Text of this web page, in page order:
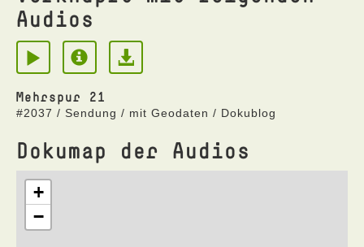
Audios
Mehrspur 21
#2037 / Sendung / mit Geodaten / Dokublog
Dokumap der Audios